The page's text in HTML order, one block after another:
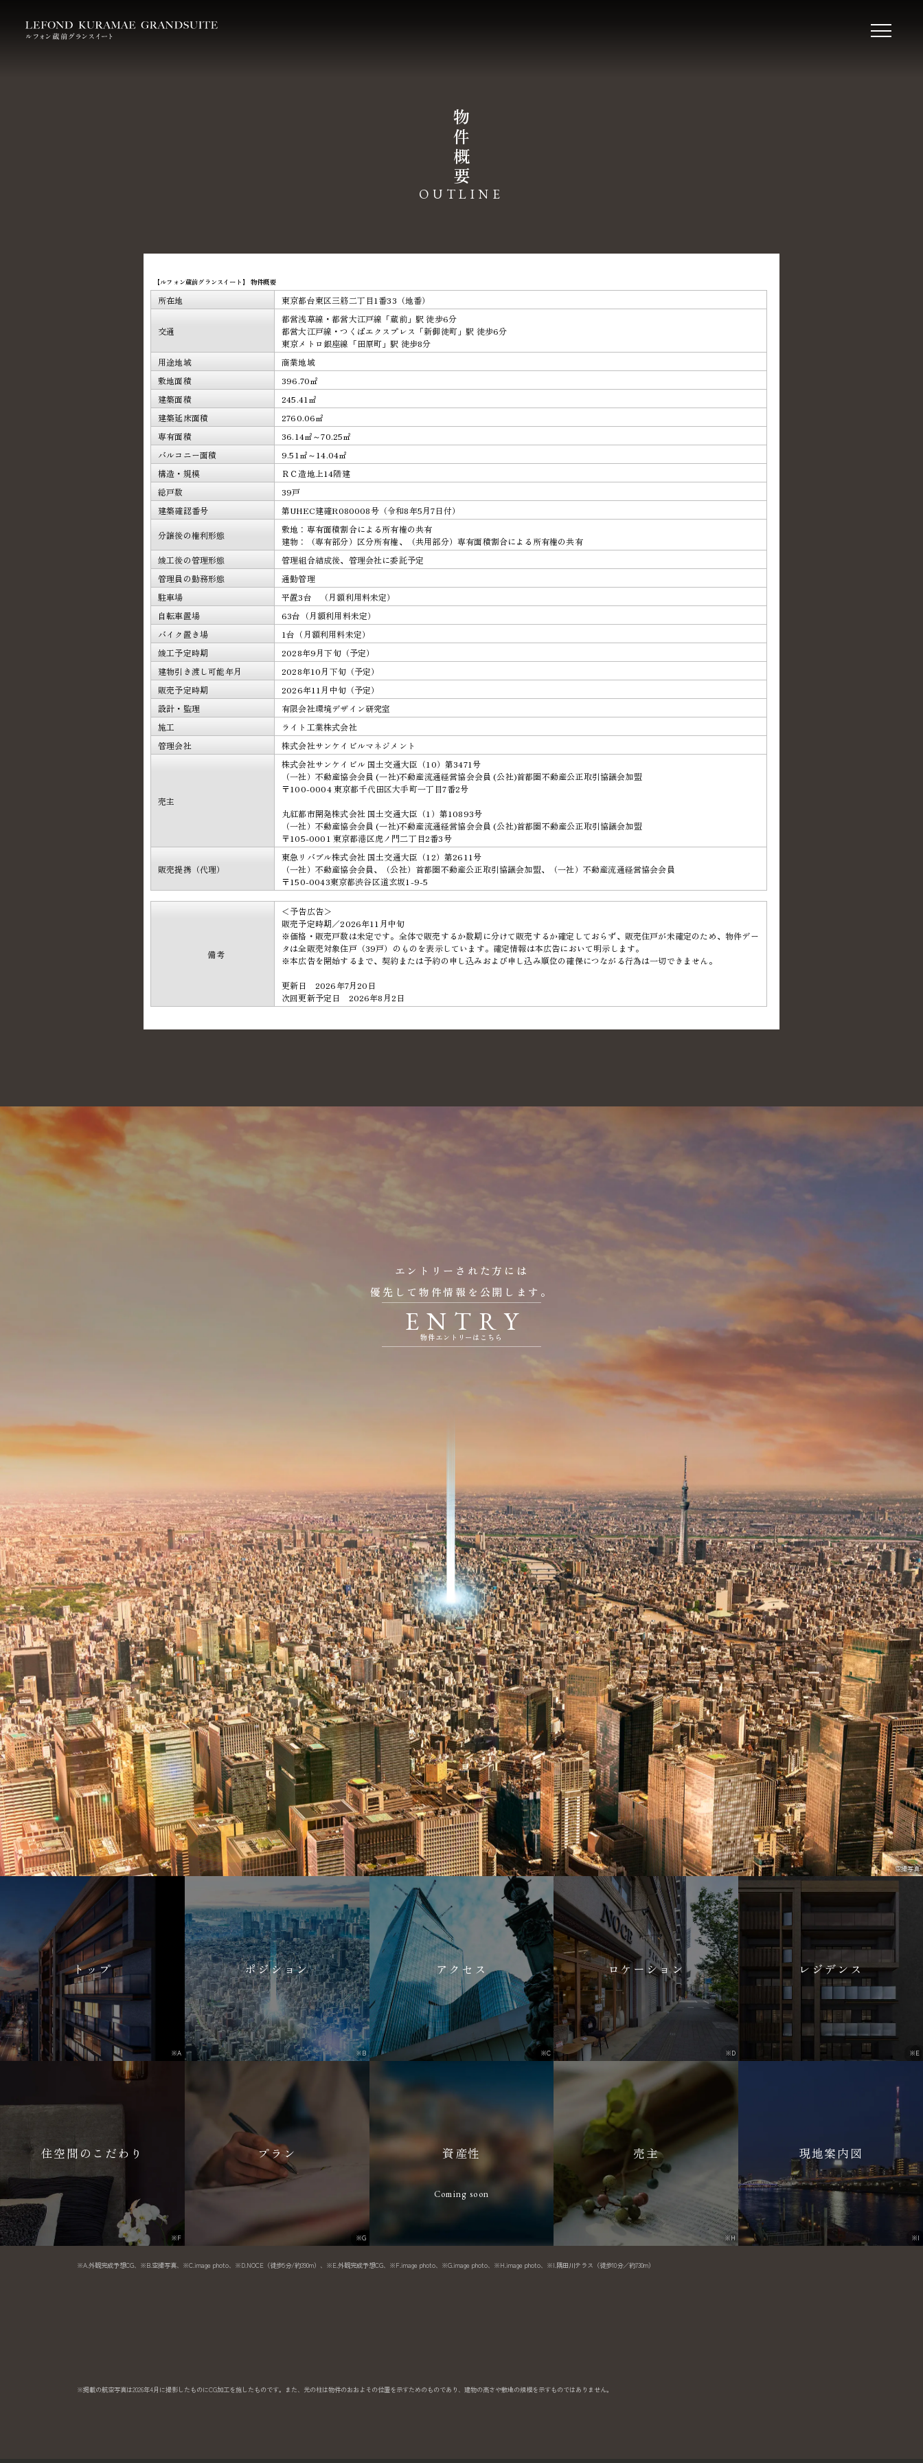
物
件
概
要
OUTLINE
【ルフォン蔵前グランスイート】 物件概要
所在地 東京都台東区三筋二丁目1番33（地番）
交通
都営浅草線・都営大江戸線「蔵前」駅 徒歩6分
都営大江戸線・つくばエクスプレス「新御徒町」駅 徒歩6分
東京メトロ銀座線「田原町」駅 徒歩8分
用途地域
商業地域
敷地面積
396.70㎡
建築面積
245.41㎡
建築延床面積
2760.06㎡
専有面積
36.14㎡～70.25㎡
バルコニー面積
9.51㎡～14.04㎡
構造・規模
ＲＣ造地上14階建
総戸数
39戸
建築確認番号
第UHEC建確R080008号（令和8年5月7日付）
分譲後の権利形態
敷地：専有面積割合による所有権の共有
建物：（専有部分）区分所有権、（共用部分）専有面積割合による所有権の共有
竣工後の管理形態
管理組合結成後、管理会社に委託予定
管理員の勤務形態
通勤管理
駐車場
平置3台 （月額利用料未定）
自転車置場
63台（月額利用料未定）
バイク置き場
1台（月額利用料未定）
竣工予定時期
2028年9月下旬（予定）
建物引き渡し可能年月
2028年10月下旬（予定）
販売予定時期
2026年11月中旬（予定）
設計・監理
有限会社環境デザイン研究室
施工
ライト工業株式会社
管理会社
株式会社サンケイビルマネジメント
売主
株式会社サンケイビル 国土交通大臣（10）第3471号
（一社）不動産協会会員 (一社)不動産流通経営協会会員 (公社)首都圏不動産公正取引協議会加盟
〒100-0004 東京都千代田区大手町一丁目7番2号
丸紅都市開発株式会社 国土交通大臣（1）第10893号
（一社）不動産協会会員 (一社)不動産流通経営協会会員 (公社)首都圏不動産公正取引協議会加盟
〒105-0001 東京都港区虎ノ門二丁目2番3号
販売提携（代理）
東急リバブル株式会社 国土交通大臣（12）第2611号
（一社）不動産協会会員、（公社）首都圏不動産公正取引協議会加盟、（一社）不動産流通経営協会会員
〒150-0043東京都渋谷区道玄坂1-9-5
備考
＜予告広告＞
販売予定時期／2026年11月中旬
※価格・販売戸数は未定です。全体で販売するか数期に分けて販売するか確定しておらず、販売住戸が未確定のため、物件デー
タは全販売対象住戸（39戸）のものを表示しています。確定情報は本広告において明示します。
※本広告を開始するまで、契約または予約の申し込みおよび申し込み順位の確保につながる行為は一切できません。
更新日 2026年7月20日
次回更新予定日 2026年8月2日
空撮写真
エントリーされた方には
優先して物件情報を公開します。
EN T RY
物件エントリーはこちら
トップ
※A
ポジション
※B
アクセス
※C
ロケーション
※D
レジデンス
※E
住空間のこだわり
※F
プラン
※G
資産性
Coming soon
売主
※H
現地案内図
※I
※A.外観完成予想CG、※B.空撮写真、※C.image photo、※D.NOCE（徒歩5分/約390m）、※E.外観完成予想CG、※F.image photo、※G.image photo、※H.image photo、※I.隅田川テラス（徒歩10分／約730m）
※掲載の航空写真は2026年4月に撮影したものにCG加工を施したものです。また、光の柱は物件のおおよその位置を示すためのものであり、建物の高さや敷地の規模を示すものではありません。